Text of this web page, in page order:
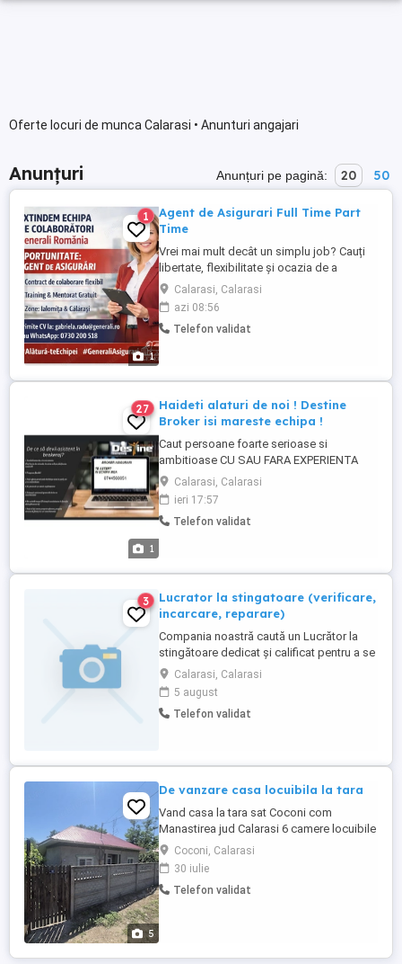
Oferte locuri de munca Calarasi • Anunturi angajari
Anunțuri Anunțuri pe pagină: 20 50
1
1
Agent de Asigurari Full Time Part
Time
Vrei mai mult decât un simplu job? Cauți
libertate, flexibilitate și ocazia de a
construi ceva al tău? Alătură-te echipei
Generali și descoperă ce înseamnă cu
adevărat să fii consultant în asigurări. De
ce să alegi această carieră? Pentru că vei
Calarasi, Calarasi
azi 08:56
Telefon validat
1
27
Haideti alaturi de noi ! Destine
Broker isi mareste echipa !
Caut persoane foarte serioase si
ambitioase CU SAU FARA EXPERIENTA
pentru a COLABORA in domeniul
asigurarilor in cadrul companiei DESTINE
BROKER de Asigurare si Reasigurare. Este
o companie in topul brokerilor de
mai ...
Calarasi, Calarasi
ieri 17:57
Telefon validat
3
Lucrator la stingatoare (verificare,
incarcare, reparare)
Compania noastră caută un Lucrător la
stingătoare dedicat și calificat pentru a se
alătura echipei noastre. Rolul implică
responsabilitatea principală pentru
verificarea, încărcarea și repararea
stingătoarelor, asigurând astfel
acestora. **Responsabilități ...
Calarasi, Calarasi
5 august
Telefon validat
5
De vanzare casa locuibila la tara
Vand casa la tara sat Coconi com
Manastirea jud Calarasi 6 camere locuibile
1 bucatarie 1 hol hambar de depozitat
cereale
Coconi, Calarasi
30 iulie
Telefon validat